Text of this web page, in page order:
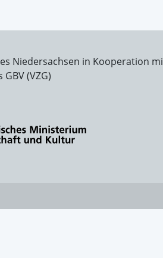
Niedersachsen in Kooperation
(VZG)